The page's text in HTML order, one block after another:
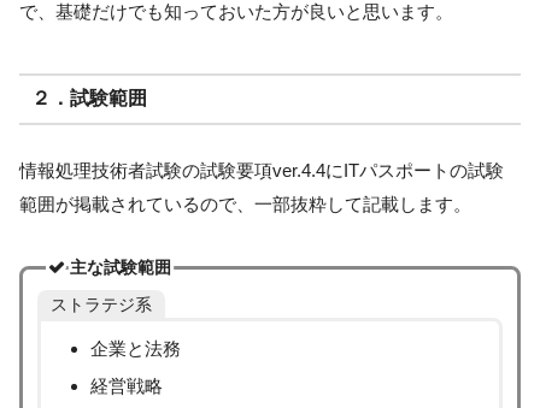
で、基礎だけでも知っておいた方が良いと思います。
２．試験範囲
情報処理技術者試験の試験要項ver.4.4にITパスポートの試験
範囲が掲載されているので、一部抜粋して記載します。
主な試験範囲
ストラテジ系
企業と法務
経営戦略